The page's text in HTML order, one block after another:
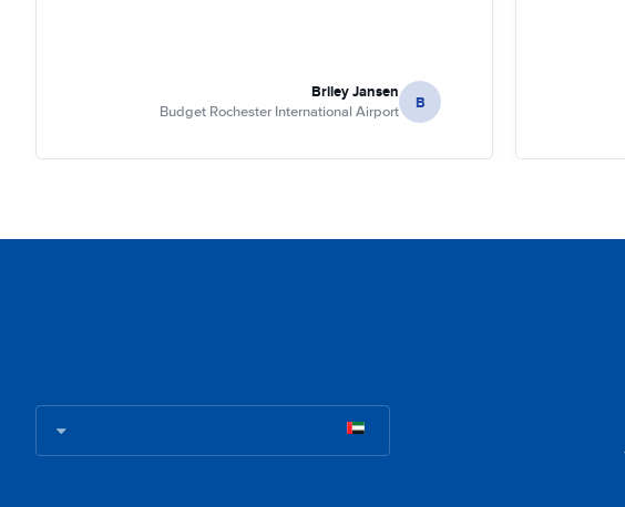
B
Briley Jansen
Budget Rochester International Airport